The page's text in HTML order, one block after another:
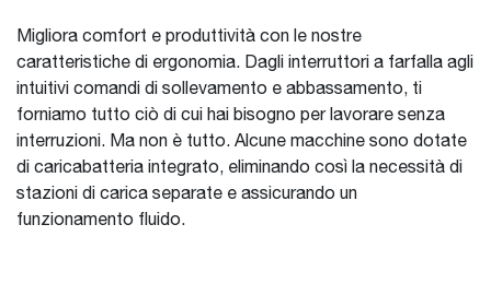
Migliora comfort e produttività con le nostre
caratteristiche di ergonomia. Dagli interruttori a farfalla agli
intuitivi comandi di sollevamento e abbassamento, ti
forniamo tutto ciò di cui hai bisogno per lavorare senza
interruzioni. Ma non è tutto. Alcune macchine sono dotate
di caricabatteria integrato, eliminando così la necessità di
stazioni di carica separate e assicurando un
funzionamento fluido.